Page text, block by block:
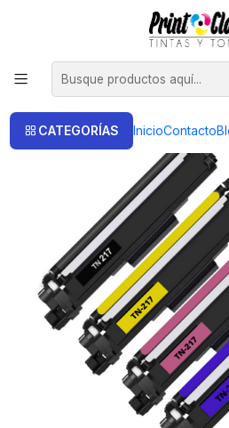
CATEGORÍAS InicioContacto
📦 Envío Gratis compras
Toner Toner
Pack 4 Toner Tn217-tn213